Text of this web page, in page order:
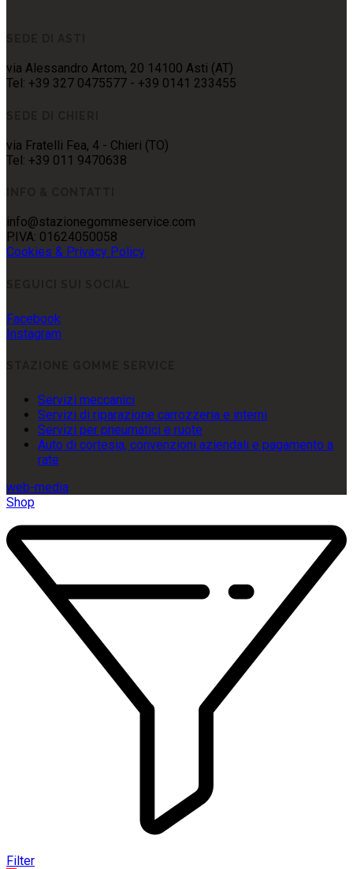
via Alessandro Artom, 20 14100 Asti (AT)
Tel: +39 327 0475577 - +39 0141 233455
via Fratelli Fea, 4 - Chieri (TO)
Tel: +39 011 9470638
info@stazionegommeservice.com
P.IVA: 01624050058
Cookies & Privacy Policy
Facebook
Instagram
Servizi meccanici
Servizi di riparazione carrozzeria e interni
Servizi per pneumatici e ruote
Auto di cortesia, convenzioni aziendali e pagamento a
rate
web-media
Shop
Filter